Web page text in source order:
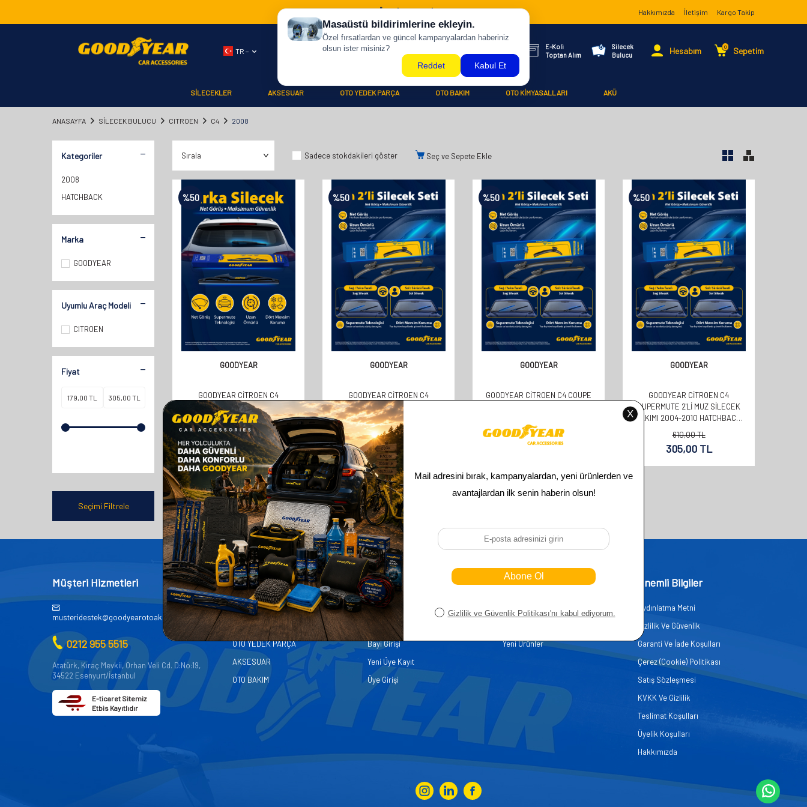
500 TL ÜZERİ KARGO BİZDEN ! Hakkımızda İletişim Kargo Takip
TR −
E-Koli
Toptan Alım
Silecek
Bulucu
Hesabım 0 Sepetim
SİLECEKLER AKSESUAR OTO YEDEK PARÇA OTO BAKIM OTO KİMYASALLARI AKÜ
ANASAYFA SILECEK BULUCU CITROEN C4 2008
Kategoriler
2008
HATCHBACK
Marka
GOODYEAR
Uyumlu Araç Modeli
CITROEN
Fiyat
Seçimi Filtrele
Sadece stokdakileri göster Seç ve Sepete Ekle
%50
GOODYEAR
GOODYEAR CITROEN C4
HATCHBACK 2004-2010 ARASI
UYUMLU ARKA SILECEK (350MM)
358,00TL
179,00TL
%50
GOODYEAR
GOODYEAR CITROEN C4
HATCHBACK 2004-2009
SUPERMUTE 2'LI MUZ SILECEK
TAKIMI 600MM 700MM
610,00TL
305,00TL
%50
GOODYEAR
GOODYEAR CITROEN C4 COUPE
610,00TL
305,00TL
%50
GOODYEAR
GOODYEAR CITROEN C4
SUPERMUTE 2'LI MUZ SILECEK
TAKIMI 2004-2010 HATCHBACK
610,00TL
305,00TL
ürün bulunmaktadır.
Müşteri Hizmetleri
musteridestek@goodyearotoaksesuar.com.tr
0212 955 5515
Atatürk, Kıraç Mevkii, Orhan Veli Cd. D:No:19,
34522 Esenyurt/İstanbul
E-ticaret Sitemiz
Etbis Kayıtlıdır
Kategoriler
AKÜ
OTO KİMYASALLARI
OTO YEDEK PARÇA
AKSESUAR
OTO BAKIM
Üye
Sepetim
Bayi Kayıt
Bayi Girişi
Yeni Üye Kayıt
Üye Girişi
Hızlı Erişim
Yeni Ürünler
Önemli Bilgiler
Aydınlatma Metni
Gizlilik Ve Güvenlik
Garanti Ve İade Koşulları
Çerez (Cookie) Politikası
Satış Sözleşmesi
KVKK Ve Gizlilik
Teslimat Koşulları
Üyelik Koşulları
Hakkımızda